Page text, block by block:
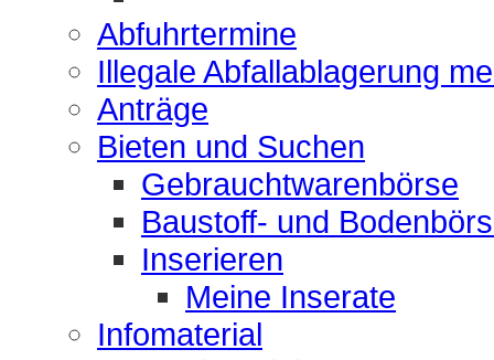
Abfuhrtermine
Illegale Abfallablagerung
Anträge
Bieten und Suchen
Gebrauchtwarenbörse
Baustoff- und
Inserieren
Meine Inserate
Infomaterial